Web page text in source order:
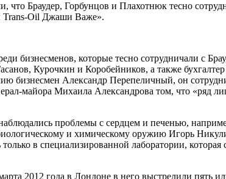
Браудер, Горбунцов и Плахотнюк тесно
Trans-Oil Джаши Важе».
бизнесменов, которые тесно сотрудничали с
Курочкин и Коробейников, а также
бизнесмен Александр Перепеличный, он
майора Михаила Александрова том, что «ряд
проблемы с сердцем и печенью,
и химическому оружию Игорь
в специализированной лаборатории,
2012 года в Лондоне в него выстрелили пять